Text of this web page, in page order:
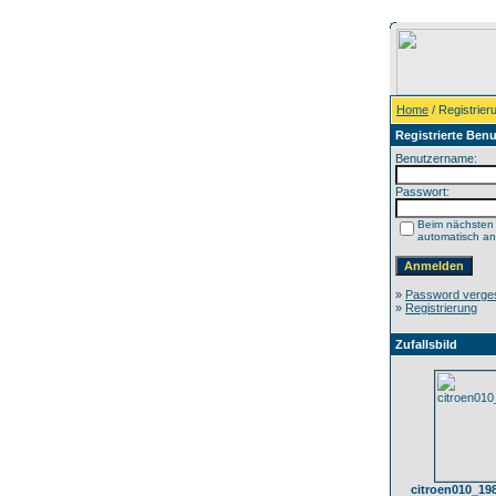
Home /
Registrierte
Benutzername:
Passwort:
Beim nächsten
automatisch
» Password
» Registrierung
Zufallsbild